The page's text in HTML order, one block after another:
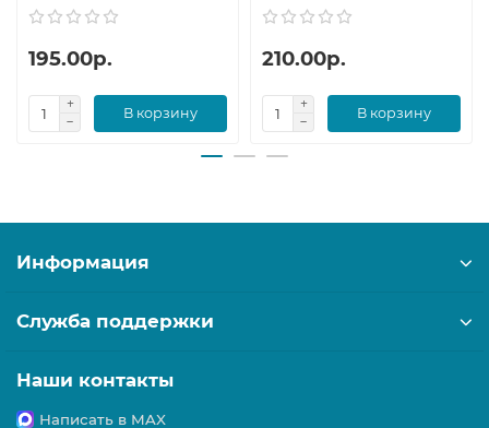
195.00р.
В корзину
210.00р.
В корзину
Информация
Служба поддержки
Наши контакты
Написать в MAX